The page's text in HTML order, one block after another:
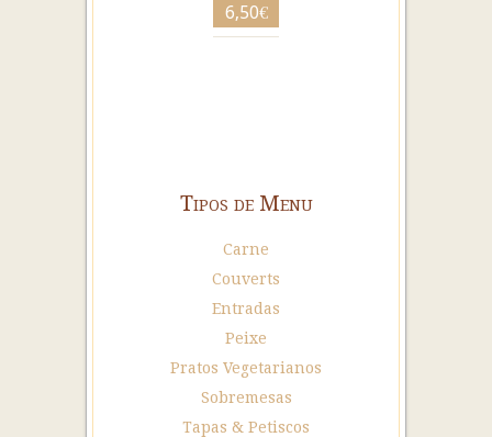
6,50€
Tipos de Menu
Carne
Couverts
Entradas
Peixe
Pratos Vegetarianos
Sobremesas
Tapas & Petiscos